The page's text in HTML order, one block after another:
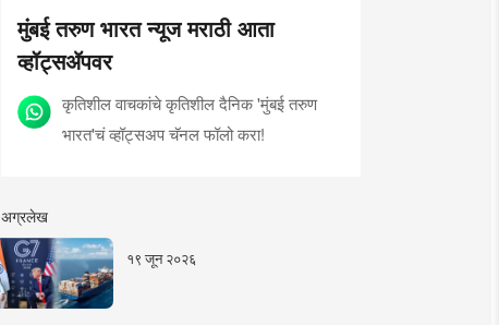
मुंबई तरुण भारत न्यूज मराठी आता
व्हॉट्सॲपवर
कृतिशील वाचकांचे कृतिशील दैनिक 'मुंबई तरुण
भारत'चं व्हॉट्सअप चॅनल फॉलो करा!
अग्रलेख
१९ जून २०२६